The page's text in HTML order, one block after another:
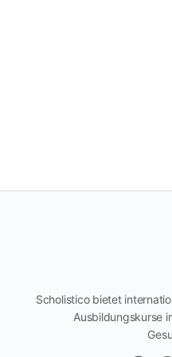
Scholistico bietet
Ausbildungskurse